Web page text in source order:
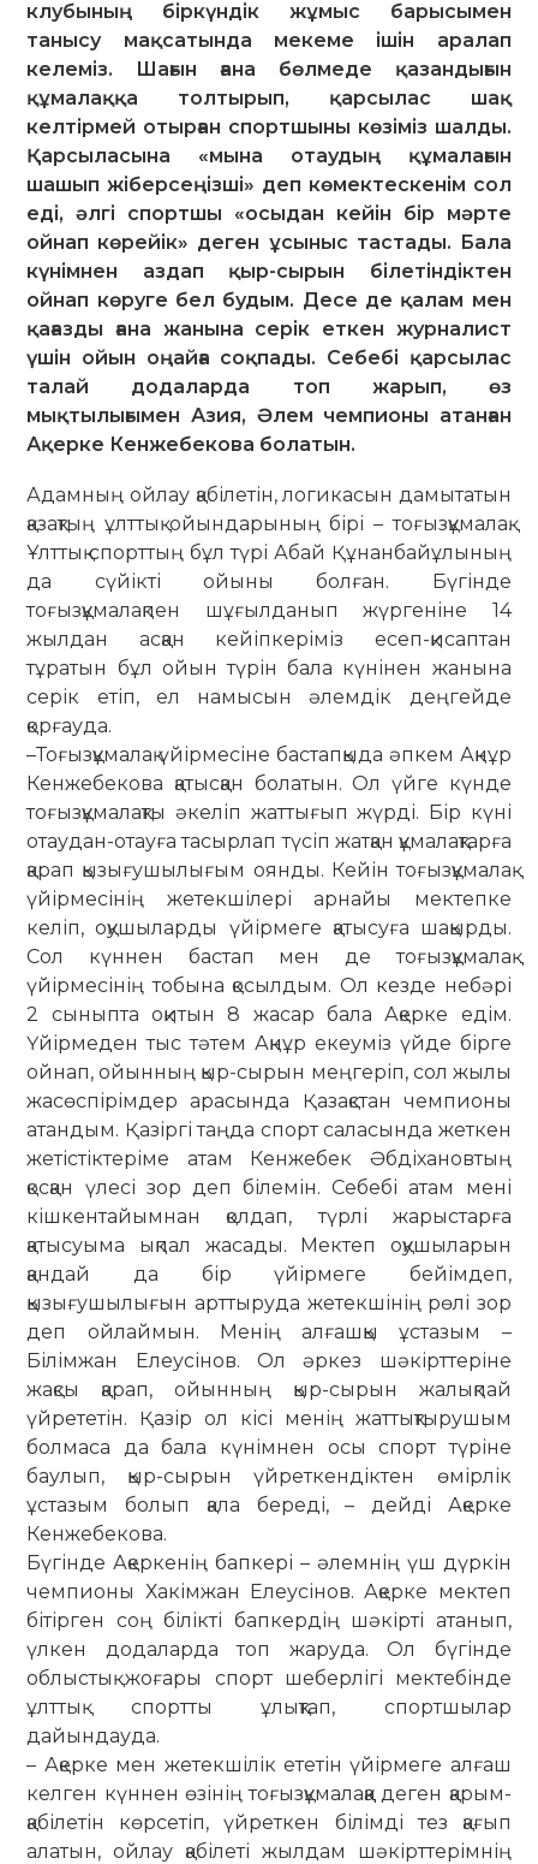
клубының біркүндік жұмыс барысымен
танысу мақсатында мекеме ішін аралап
келеміз. Шағын ғана бөлмеде қазандығын
құмалаққа толтырып, қарсылас шақ
келтірмей отырған спортшыны көзіміз шалды.
Қарсыласына «мына отаудың құмалағын
шашып жіберсеңізші» деп көмектескенім сол
еді, әлгі спортшы «осыдан кейін бір мәрте
ойнап көрейік» деген ұсыныс тастады. Бала
күнімнен аздап қыр-сырын білетіндіктен
ойнап көруге бел будым. Десе де қалам мен
қағазды ғана жанына серік еткен журналист
үшін ойын оңайға соқпады. Себебі қарсылас
талай додаларда топ жарып, өз
мықтылығымен Азия, Әлем чемпионы атанған
Ақерке Кенжебекова болатын.
Адамның ойлау қабілетін, логикасын дамытатын
қазақтың ұлттық ойындарының бірі – тоғызқұмалақ.
Ұлттық спорттың бұл түрі Абай Құнанбайұлының
да сүйікті ойыны болған. Бүгінде
тоғызқұмалақпен шұғылданып жүргеніне 14
жылдан асқан кейіпкеріміз есеп-қисаптан
тұратын бұл ойын түрін бала күнінен жанына
серік етіп, ел намысын әлемдік деңгейде
қорғауда.
–Тоғызқұмалақ үйірмесіне бастапқыда әпкем Ақнұр
Кенжебекова қатысқан болатын. Ол үйге күнде
тоғызқұмалақты әкеліп жаттығып жүрді. Бір күні
отаудан-отауға тасырлап түсіп жатқан құмалақтарға
қарап қызығушылығым оянды. Кейін тоғызқұмалақ
үйірмесінің жетекшілері арнайы мектепке
келіп, оқушыларды үйірмеге қатысуға шақырды.
Сол күннен бастап мен де тоғызқұмалақ
үйірмесінің тобына қосылдым. Ол кезде небәрі
2 сыныпта оқитын 8 жасар бала Ақерке едім.
Үйірмеден тыс тәтем Ақнұр екеуміз үйде бірге
ойнап, ойынның қыр-сырын меңгеріп, сол жылы
жасөспірімдер арасында Қазақстан чемпионы
атандым. Қазіргі таңда спорт саласында жеткен
жетістіктеріме атам Кенжебек Әбдіхановтың
қосқан үлесі зор деп білемін. Себебі атам мені
кішкентайымнан қолдап, түрлі жарыстарға
қатысуыма ықпал жасады. Мектеп оқушыларын
қандай да бір үйірмеге бейімдеп,
қызығушылығын арттыруда жетекшінің рөлі зор
деп ойлаймын. Менің алғашқы ұстазым –
Білімжан Елеусінов. Ол әркез шәкірттеріне
жақсы қарап, ойынның қыр-сырын жалықпай
үйрететін. Қазір ол кісі менің жаттықтырушым
болмаса да бала күнімнен осы спорт түріне
баулып, қыр-сырын үйреткендіктен өмірлік
ұстазым болып қала береді, – дейді Ақерке
Кенжебекова.
Бүгінде Ақеркенің бапкері – әлемнің үш дүркін
чемпионы Хакімжан Елеусінов. Ақерке мектеп
бітірген соң білікті бапкердің шәкірті атанып,
үлкен додаларда топ жаруда. Ол бүгінде
облыстық жоғары спорт шеберлігі мектебінде
ұлттық спортты ұлықтап, спортшылар
дайындауда.
– Ақерке мен жетекшілік ететін үйірмеге алғаш
келген күннен өзінің тоғызқұмалаққа деген қарым-
қабілетін көрсетіп, үйреткен білімді тез қағып
алатын, ойлау қабілеті жылдам шәкірттерімнің